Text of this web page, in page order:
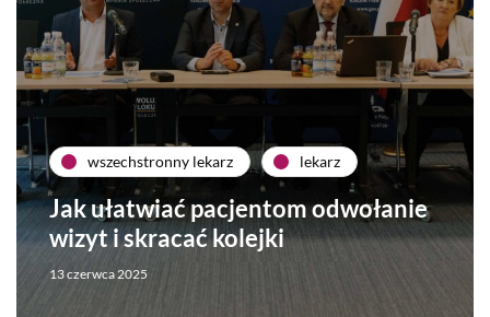
wszechstronny lekarz lekarz
Jak ułatwiać pacjentom odwołanie
wizyt i skracać kolejki
13 czerwca 2025